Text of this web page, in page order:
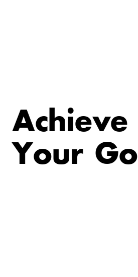
Achieve
Your Go